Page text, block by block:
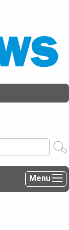
Menu